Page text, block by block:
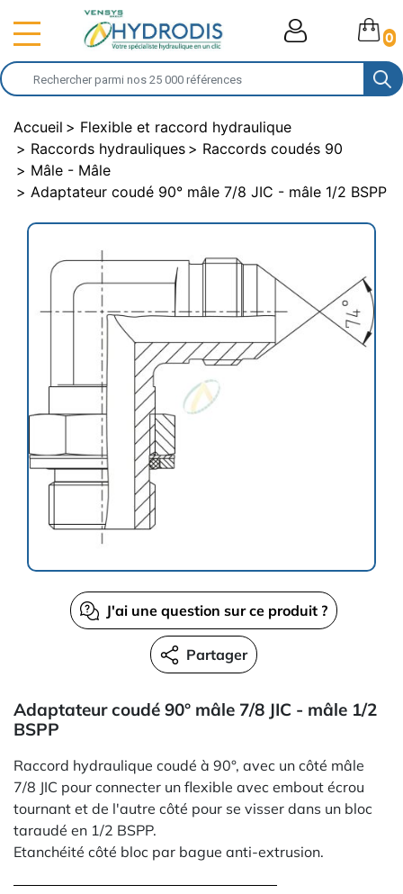
0
Accueil
Flexible et raccord hydraulique
Raccords hydrauliques
Raccords coudés 90
Mâle - Mâle
Adaptateur coudé 90° mâle 7/8 JIC - mâle 1/2 BSPP
J'ai une question sur ce produit ?
Partager
Adaptateur coudé 90° mâle 7/8 JIC - mâle 1/2
BSPP
Raccord hydraulique coudé à 90°, avec un côté mâle
7/8 JIC pour connecter un flexible avec embout écrou
tournant et de l'autre côté pour se visser dans un bloc
taraudé en 1/2 BSPP.
Etanchéité côté bloc par bague anti-extrusion.